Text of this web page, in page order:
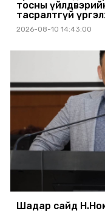
тосны
тасралтгүй
хангамжийг
2026-08-10 14:43:00
Шадар сайд